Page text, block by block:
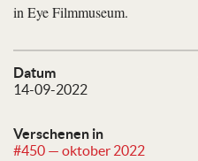
Datum
14-09-2022
Verschenen in
#450 — oktober 2022
in Eye Filmmuseum.